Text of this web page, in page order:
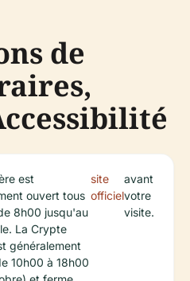
de
est
ouvert tous
8h00 jusqu'au
La Crypte
généralement
10h00 à 18h00
site
officiel
avant
votre
visite.